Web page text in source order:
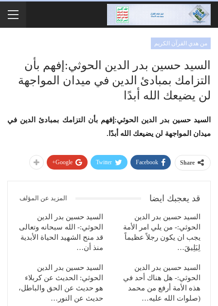
من هدي القرآن الكريم
السيد حسين بدر الدين الحوثي:إفهم بأن
التزامك بمبادئ الدين في ميدان المواجهة
لن يضيعك الله أبدًا
السيد حسين بدر الدين الحوثي:إفهم بأن التزامك بمبادئ الدين في
ميدان المواجهة لن يضيعك الله أبدًا.
Share
Facebook
Twitter
Google+
قد يعجبك ايضا المزيد عن المؤلف
السيد حسين بدر الدين
الحوثي:- من يلي امر الأمة
يجب ان يكون رجلاً عظيماً
لِيَلِيقَ…
السيد حسين بدر الدين
الحوثي:- الله سبحانه وتعالى
قد منح الشهيد الحياة الأبدية
منذ أن…
السيد حسين بدر الدين
الحوثي:- هل هناك أحد في
هذه الأمة أرفع من محمد
(صلوات الله عليه…
السيد حسين بدر الدين
الحوثي: الحديث عن كربلاء
هو حديث عن الحق والباطل،
حديث عن النور…